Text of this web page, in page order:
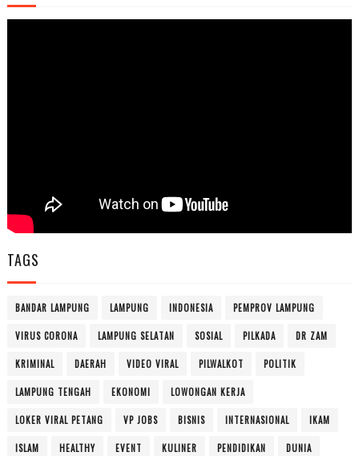
TAGS
BANDAR LAMPUNG LAMPUNG INDONESIA PEMPROV LAMPUNG
VIRUS CORONA LAMPUNG SELATAN SOSIAL PILKADA DR ZAM
KRIMINAL DAERAH VIDEO VIRAL PILWALKOT POLITIK
LAMPUNG TENGAH EKONOMI LOWONGAN KERJA
LOKER VIRAL PETANG VP JOBS BISNIS INTERNASIONAL IKAM
ISLAM HEALTHY EVENT KULINER PENDIDIKAN DUNIA